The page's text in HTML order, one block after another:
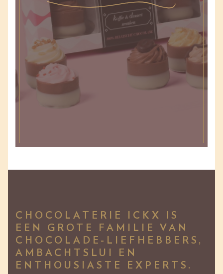
CHOCOLATERIE ICKX IS
EEN GROTE FAMILIE VAN
CHOCOLADE-LIEFHEBBERS,
AMBACHTSLUI EN
ENTHOUSIASTE EXPERTS.